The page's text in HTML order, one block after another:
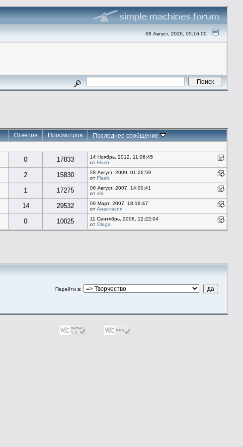
08 Август, 2026, 05:16:00
Ответов Просмотров Последнее сообщение
0 17833
14 Ноябрь, 2012, 11:06:45
от Flash
2 15830
28 Август, 2009, 01:26:59
от Flash
1 17275
06 Август, 2007, 14:00:41
от shl
14 29532
09 Март, 2007, 18:19:47
от Анастасия
0 10025
11 Сентябрь, 2006, 12:22:04
от Olega
Перейти в: